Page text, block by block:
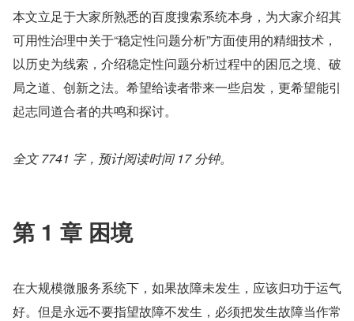
本文立足于大家所熟悉的百度搜索系统本身，为大家介绍其
可用性治理中关于“稳定性问题分析”方面使用的精细技术，
以历史为线索，介绍稳定性问题分析过程中的困厄之境、破
局之道、创新之法。希望给读者带来一些启发，更希望能引
起志同道合者的共鸣和探讨。
全文 7741 字，预计阅读时间 17 分钟。
第 1 章 困境
在大规模微服务系统下，如果故障未发生，应该归功于运气
好。但是永远不要指望故障不发生，必须把发生故障当作常